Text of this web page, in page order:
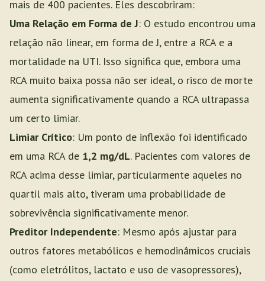
mais de 400 pacientes. Eles descobriram:
Uma Relação em Forma de J: O estudo encontrou uma
relação não linear, em forma de J, entre a RCA e a
mortalidade na UTI. Isso significa que, embora uma
RCA muito baixa possa não ser ideal, o risco de morte
aumenta significativamente quando a RCA ultrapassa
um certo limiar.
Limiar Crítico: Um ponto de inflexão foi identificado
em uma RCA de 1,2 mg/dL. Pacientes com valores de
RCA acima desse limiar, particularmente aqueles no
quartil mais alto, tiveram uma probabilidade de
sobrevivência significativamente menor.
Preditor Independente: Mesmo após ajustar para
outros fatores metabólicos e hemodinâmicos cruciais
(como eletrólitos, lactato e uso de vasopressores),